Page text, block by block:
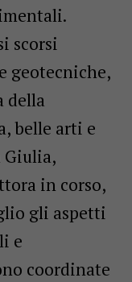
scorsi
geotecniche,
della
belle arti e
Giulia,
in corso,
gli aspetti
e
coordinate